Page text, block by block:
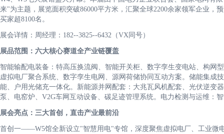
来"为主题，展览面积突破86000平方米，汇聚全球2200余家领军企业，
买家超8100名。
展会详情：周经理：182--3825--6432（VX同号）
展品范围：六大核心赛道全产业链覆盖
智能输配电装备：特高压换流阀、智能开关柜、数字孪生变电站、构网
虚拟电厂聚合系统、数字孪生电网、源网荷储协同互动方案。储能集成
能、户用光储充一体化。新能源并网配套：大兆瓦风机配套、光伏逆变
泵、电窑炉、V2G车网互动设备、碳足迹管理系统。电力检测与运维：
展会亮点：三大首创，直击产业最前沿
首创一——W5馆全新设立"智慧用电"专馆，深度聚焦虚拟电厂、工业微